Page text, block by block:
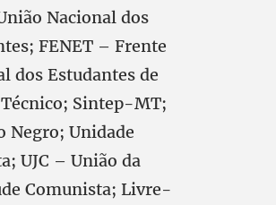
Nacional dos
FENET – Frente
dos Estudantes de
Sintep-MT;
Negro; Unidade
UJC – União da
Comunista; Livre-